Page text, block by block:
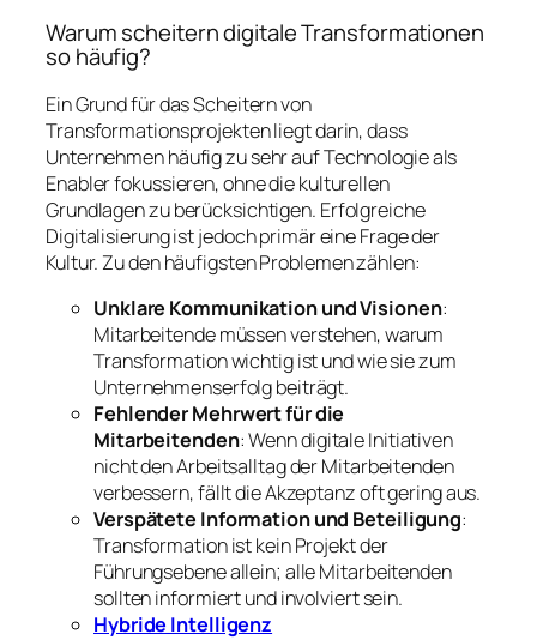
Warum scheitern digitale Transformationen
so häufig?
Ein Grund für das Scheitern von
Transformationsprojekten liegt darin, dass
Unternehmen häufig zu sehr auf Technologie als
Enabler fokussieren, ohne die kulturellen
Grundlagen zu berücksichtigen. Erfolgreiche
Digitalisierung ist jedoch primär eine Frage der
Kultur. Zu den häufigsten Problemen zählen:
Unklare Kommunikation und Visionen:
Mitarbeitende müssen verstehen, warum
Transformation wichtig ist und wie sie zum
Unternehmenserfolg beiträgt.
Fehlender Mehrwert für die
Mitarbeitenden: Wenn digitale Initiativen
nicht den Arbeitsalltag der Mitarbeitenden
verbessern, fällt die Akzeptanz oft gering aus.
Verspätete Information und Beteiligung:
Transformation ist kein Projekt der
Führungsebene allein; alle Mitarbeitenden
sollten informiert und involviert sein.
Hybride Intelligenz